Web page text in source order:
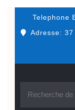
content
Telephone
Adresse: